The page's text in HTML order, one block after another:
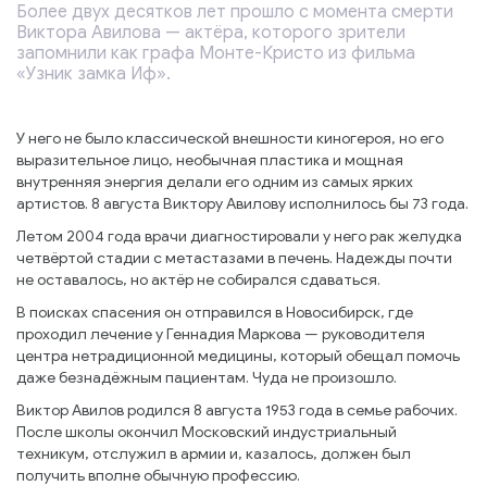
Более двух десятков лет прошло с момента смерти
Виктора Авилова — актёра, которого зрители
запомнили как графа Монте-Кристо из фильма
«Узник замка Иф».
У него не было классической внешности киногероя, но его
выразительное лицо, необычная пластика и мощная
внутренняя энергия делали его одним из самых ярких
артистов. 8 августа Виктору Авилову исполнилось бы 73 года.
Летом 2004 года врачи диагностировали у него рак желудка
четвёртой стадии с метастазами в печень. Надежды почти
не оставалось, но актёр не собирался сдаваться.
В поисках спасения он отправился в Новосибирск, где
проходил лечение у Геннадия Маркова — руководителя
центра нетрадиционной медицины, который обещал помочь
даже безнадёжным пациентам. Чуда не произошло.
Виктор Авилов родился 8 августа 1953 года в семье рабочих.
После школы окончил Московский индустриальный
техникум, отслужил в армии и, казалось, должен был
получить вполне обычную профессию.